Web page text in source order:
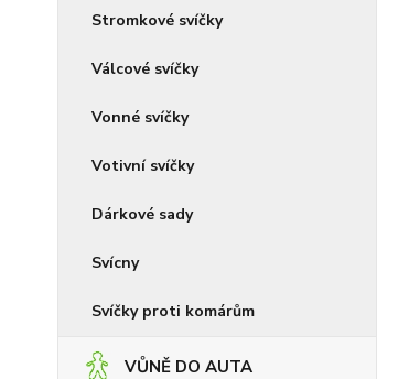
Stromkové svíčky
Válcové svíčky
Vonné svíčky
Votivní svíčky
Dárkové sady
Svícny
Svíčky proti komárům
VŮNĚ DO AUTA